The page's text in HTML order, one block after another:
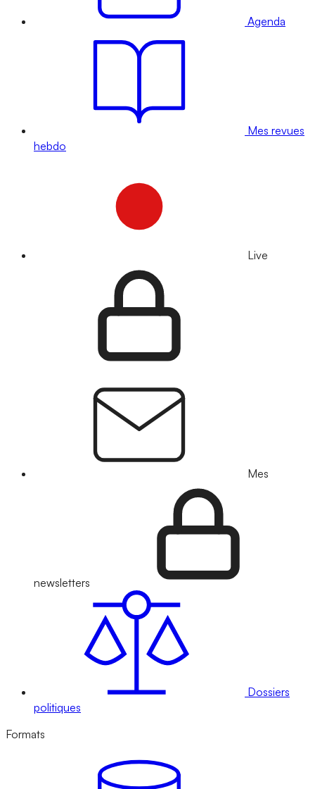
Agenda
Mes revues
hebdo
Live
Mes
newsletters
Dossiers
politiques
Formats